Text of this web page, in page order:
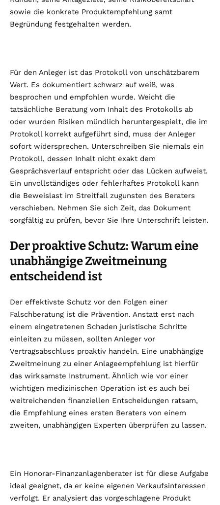
sowie die konkrete Produktempfehlung samt
Begründung festgehalten werden.
Für den Anleger ist das Protokoll von unschätzbarem
Wert. Es dokumentiert schwarz auf weiß, was
besprochen und empfohlen wurde. Weicht die
tatsächliche Beratung vom Inhalt des Protokolls ab
oder wurden Risiken mündlich heruntergespielt, die im
Protokoll korrekt aufgeführt sind, muss der Anleger
sofort widersprechen. Unterschreiben Sie niemals ein
Protokoll, dessen Inhalt nicht exakt dem
Gesprächsverlauf entspricht oder das Lücken aufweist.
Ein unvollständiges oder fehlerhaftes Protokoll kann
die Beweislast im Streitfall zugunsten des Beraters
verschieben. Nehmen Sie sich Zeit, das Dokument
sorgfältig zu prüfen, bevor Sie Ihre Unterschrift leisten.
Der proaktive Schutz: Warum eine
unabhängige Zweitmeinung
entscheidend ist
Der effektivste Schutz vor den Folgen einer
Falschberatung ist die Prävention. Anstatt erst nach
einem eingetretenen Schaden juristische Schritte
einleiten zu müssen, sollten Anleger vor
Vertragsabschluss proaktiv handeln. Eine unabhängige
Zweitmeinung zu einer Anlageempfehlung ist hierfür
das wirksamste Instrument. Ähnlich wie vor einer
wichtigen medizinischen Operation ist es auch bei
weitreichenden finanziellen Entscheidungen ratsam,
die Empfehlung eines ersten Beraters von einem
zweiten, unabhängigen Experten überprüfen zu lassen.
Ein Honorar-Finanzanlagenberater ist für diese Aufgabe
ideal geeignet, da er keine eigenen Verkaufsinteressen
verfolgt. Er analysiert das vorgeschlagene Produkt